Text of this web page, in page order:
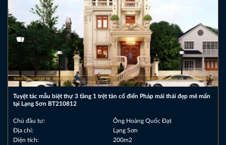
Tuyệt tác mẫu biệt thự 3 tầng 1 trệt tân cổ điển Pháp mái thái đẹp mê mẩn
tại Lạng Sơn BT210812
Chủ đầu tư:
Ông Hoàng Quốc Đạt
Địa chỉ:
Lạng Sơn
Diện tích:
200m2